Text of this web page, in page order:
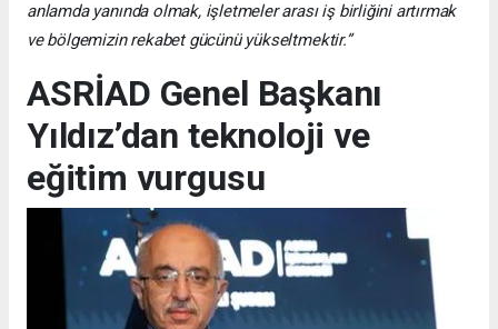
anlamda yanında olmak, işletmeler arası iş birliğini artırmak
ve bölgemizin rekabet gücünü yükseltmektir.”
ASRİAD Genel Başkanı
Yıldız’dan teknoloji ve
eğitim vurgusu